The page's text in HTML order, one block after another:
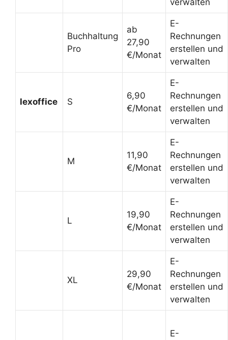
Buchhaltung
Pro
ab
27,90
€/Monat
E-
Rechnungen
erstellen und
verwalten
lexoffice S
6,90
€/Monat
E-
Rechnungen
erstellen und
verwalten
M
11,90
€/Monat
E-
Rechnungen
erstellen und
verwalten
L
19,90
€/Monat
E-
Rechnungen
erstellen und
verwalten
XL
29,90
€/Monat
E-
Rechnungen
erstellen und
verwalten
E-